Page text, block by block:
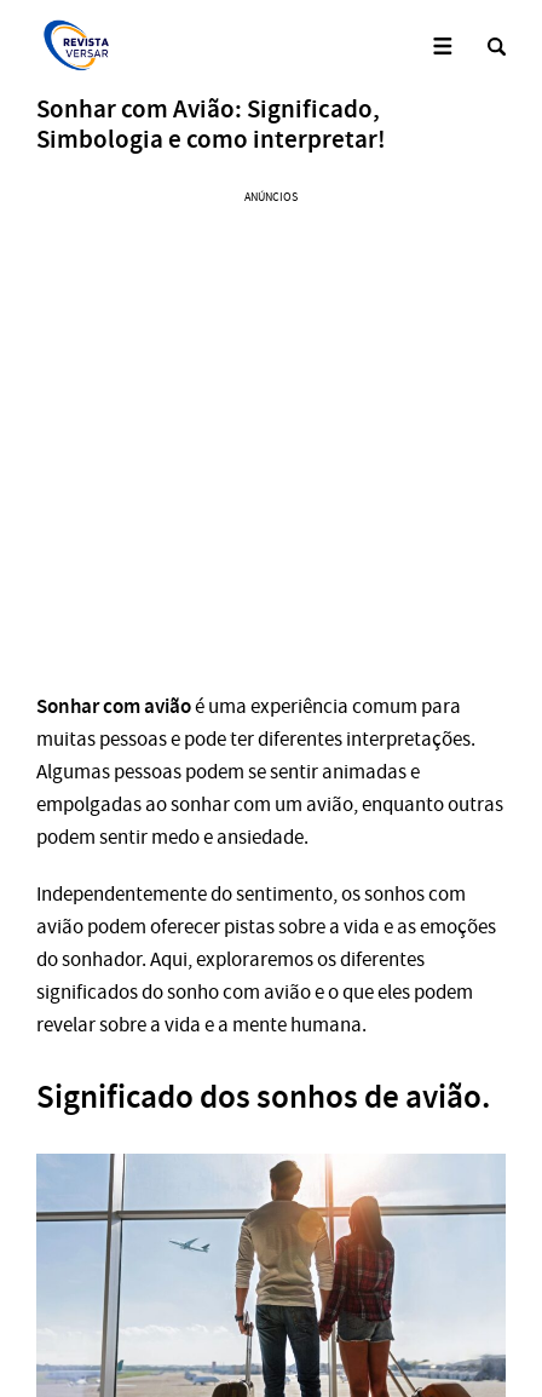
Sonhar com Avião: Significado,
Simbologia e como interpretar!
ANÚNCIOS
Sonhar com aviãoé uma experiência comum para
muitas pessoas e pode ter diferentes interpretações.
Algumas pessoas podem se sentir animadas e
empolgadas ao sonhar com um avião, enquanto outras
podem sentir medo e ansiedade.
Independentemente do sentimento, os sonhos com
avião podem oferecer pistas sobre a vida e as emoções
do sonhador. Aqui, exploraremos os diferentes
significados do sonho com avião e o que eles podem
revelar sobre a vida e a mente humana.
Significado dos sonhos de avião.